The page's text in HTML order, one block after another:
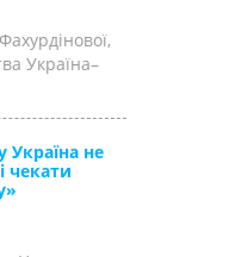
Україна–
не
чекати